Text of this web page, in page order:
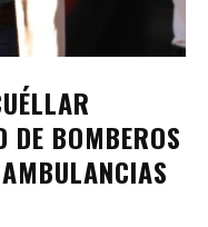
DE BOMBEROS